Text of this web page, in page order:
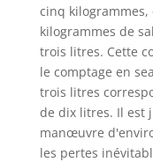
cinq
kilogrammes de
trois litres. Cette
le comptage en
trois litres
de dix litres. Il est
manœuvre
les pertes